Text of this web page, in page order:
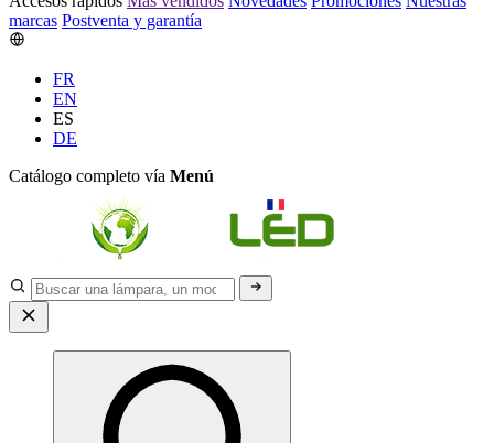
marcas Postventa y garantía
FR
EN
ES
DE
Catálogo completo vía Menú